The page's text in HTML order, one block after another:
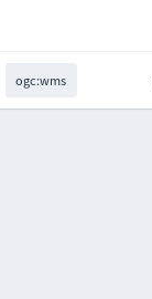
ogc:wms